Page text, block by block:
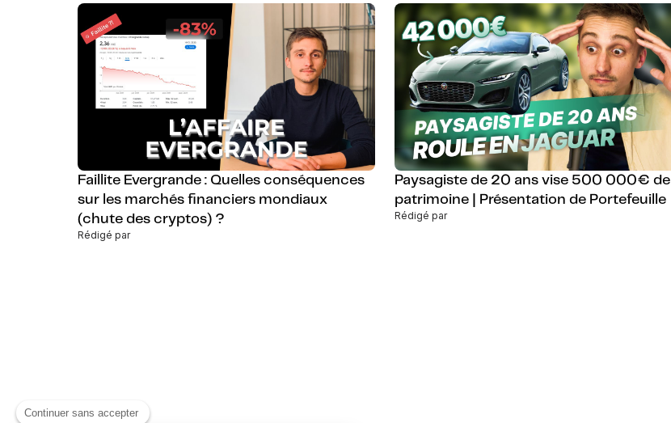
Continuer sans accepter
Faillite Evergrande : Quelles conséquences
sur les marchés financiers mondiaux
(chute des cryptos) ?
Rédigé par
Paysagiste de 20 ans vise 500 000€ de
patrimoine | Présentation de Portefeuille
Rédigé par